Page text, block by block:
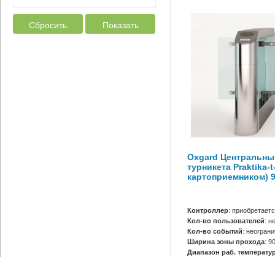
Сбросить Показать
Oxgard
турникета Praktika-
картоприемником)
Контроллер:
Кол-во пользователей:
Кол-во событий:
Ширина зоны прохода:
Диапазон раб.